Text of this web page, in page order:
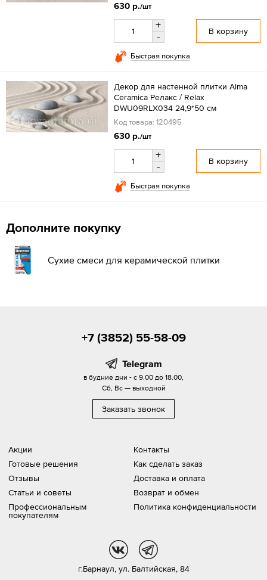
630 р./шт
+
-
В корзину
Быстрая покупка
Декор для настенной плитки Alma
Ceramica Релакс / Relax
DWU09RLX034 24,9*50 см
Код товара: 120495
630 р./шт
+
-
В корзину
Быстрая покупка
Дополните покупку
Сухие смеси для керамической плитки
Акции
Готовые решения
Отзывы
Статьи и советы
Профессиональным
покупателям
Контакты
Как сделать заказ
Доставка и оплата
Возврат и обмен
Политика конфиденциальности
+7 (3852) 55-58-09
Telegram
в будние дни - с 9.00 до 18.00,
Сб, Вс — выходной
Заказать звонок
г.Барнаул, ул. Балтийская, 84